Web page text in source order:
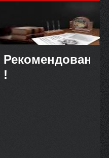
Рекомендовано
!